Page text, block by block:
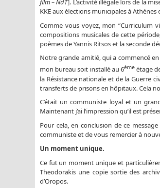
film – NdT]. L’activité illégale lors de la
KKE aux élections municipales à
Comme vous voyez, mon “Curriculum
compositions musicales de cette
poèmes de Yannis Ritsos et la seconde
Notre grande amitié, qui a commencé
mon bureau soit installé au 6èmeétage
la Résistance nationale et de la Guerre
transferts de prisons en hôpitaux. Cela
C’était un communiste loyal et un
Maintenant j’ai l’impression qu’il est
Pour cela, en conclusion de ce
communiste et de vous remercier à
Un moment unique.
Ce fut un moment unique et
Theodorakis une copie sortie des
d’Oropos.